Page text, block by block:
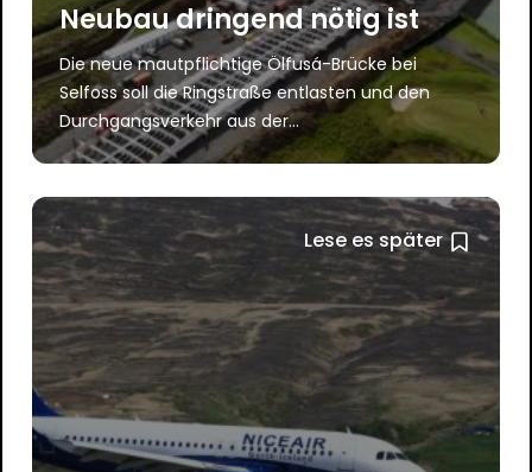
Neubau dringend nötig ist
Die neue mautpflichtige Ölfusá-Brücke bei
Selfoss soll die Ringstraße entlasten und den
Durchgangsverkehr aus der...
Lese es später